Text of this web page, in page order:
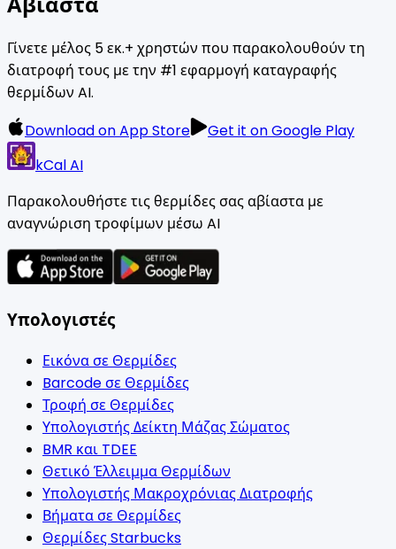
Γίνετε μέλος 5 εκ.+ χρηστών που παρακολουθούν τη
διατροφή τους με την #1 εφαρμογή καταγραφής
θερμίδων AI.
Download on App Store
Get it on Google Play
kCal AI
Παρακολουθήστε τις θερμίδες σας αβίαστα με
αναγνώριση τροφίμων μέσω AI
Υπολογιστές
Εικόνα σε Θερμίδες
Barcode σε Θερμίδες
Τροφή σε Θερμίδες
Υπολογιστής Δείκτη Μάζας Σώματος
BMR και TDEE
Θετικό Έλλειμμα Θερμίδων
Υπολογιστής Μακροχρόνιας Διατροφής
Βήματα σε Θερμίδες
Θερμίδες Starbucks